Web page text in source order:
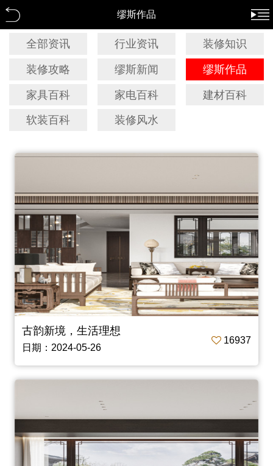
缪斯作品
全部资讯 行业资讯 装修知识
装修攻略 缪斯新闻 缪斯作品
家具百科 家电百科 建材百科
软装百科 装修风水
古韵新境，生活理想
日期：2024-05-26
16937